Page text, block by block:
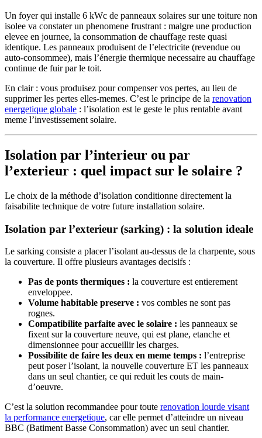
Un foyer qui installe 6 kWc de panneaux solaires sur une toiture non
isolee va constater un phenomene frustrant : malgre une production
elevee en journee, la consommation de chauffage reste quasi
identique. Les panneaux produisent de l’electricite (revendue ou
auto-consommee), mais l’énergie thermique necessaire au chauffage
continue de fuir par le toit.
En clair : vous produisez pour compenser vos pertes, au lieu de
supprimer les pertes elles-memes. C’est le principe de la renovation
energetique globale : l’isolation est le geste le plus rentable avant
meme l’investissement solaire.
Isolation par l’interieur ou par
l’exterieur : quel impact sur le solaire ?
Le choix de la méthode d’isolation conditionne directement la
faisabilite technique de votre future installation solaire.
Isolation par l’exterieur (sarking) : la solution ideale
Le sarking consiste a placer l’isolant au-dessus de la charpente, sous
la couverture. Il offre plusieurs avantages decisifs :
Pas de ponts thermiques : la couverture est entierement
enveloppee.
Volume habitable preserve : vos combles ne sont pas
rognes.
Compatibilite parfaite avec le solaire : les panneaux se
fixent sur la couverture neuve, qui est plane, etanche et
dimensionnee pour accueillir les charges.
Possibilite de faire les deux en meme temps : l’entreprise
peut poser l’isolant, la nouvelle couverture ET les panneaux
dans un seul chantier, ce qui reduit les couts de main-
d’oeuvre.
C’est la solution recommandee pour toute renovation lourde visant
la performance energetique, car elle permet d’atteindre un niveau
BBC (Batiment Basse Consommation) avec un seul chantier.